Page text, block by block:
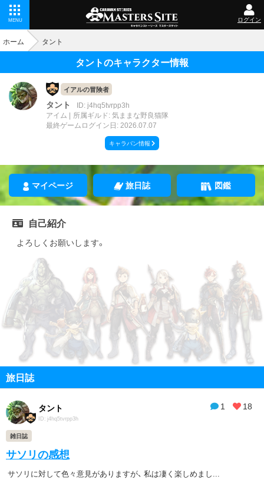
MENU ログイン
ホーム タント
タントのキャラクター情報
イアルの冒険者
タント
ID: j4hq5tvrpp3h
アイム
所属ギルド: 気ままな野良猫隊
最終ゲームログイン日: 2026.07.07
キャラバン情報
マイページ 旅日誌 図鑑
自己紹介
よろしくお願いします。
旅日誌
1 18
タント
ID: j4hq5tvrpp3h
雑日誌
サソリの感想
サソリに対して色々意見がありますが、 私は凄く楽しめまし...